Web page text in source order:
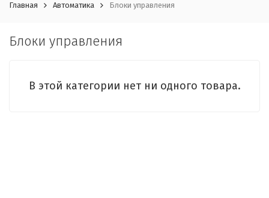
Главная Автоматика Блоки управления
Блоки управления
В этой категории нет ни одного товара.